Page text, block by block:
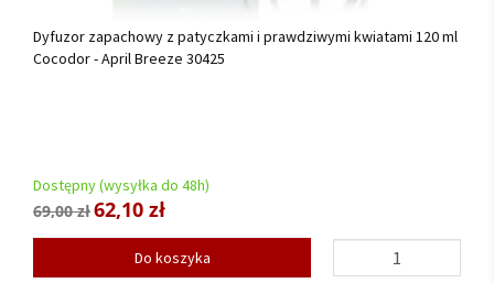
Dyfuzor zapachowy z patyczkami i prawdziwymi kwiatami 120 ml
Cocodor - April Breeze 30425
Dostępny (wysyłka do 48h)
69,00 zł62,10 zł
Do koszyka